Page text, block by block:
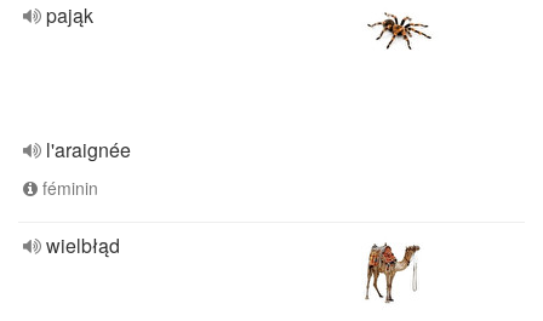
pająk
l'araignée
féminin
wielbłąd